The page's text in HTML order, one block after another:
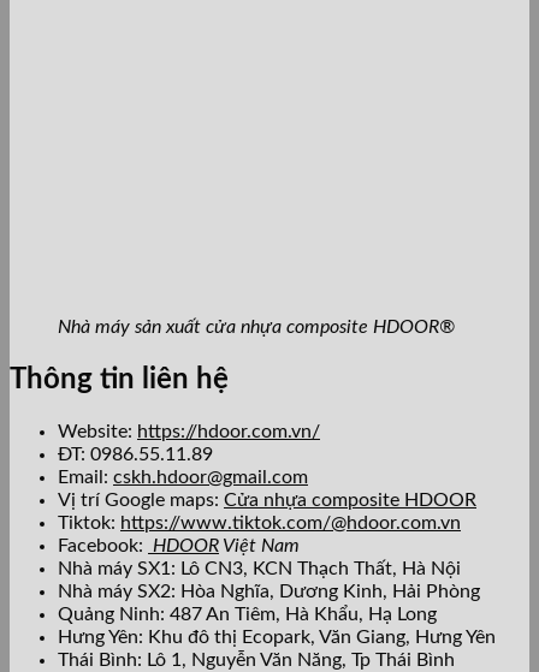
Nhà máy sản xuất cửa nhựa composite HDOOR®
Thông tin liên hệ
Website: https://hdoor.com.vn/
ĐT: 0986.55.11.89
Email: cskh.hdoor@gmail.com
Vị trí Google maps: Cửa nhựa composite HDOOR
Tiktok: https://www.tiktok.com/@hdoor.com.vn
Facebook: HDOOR Việt Nam
Nhà máy SX1: Lô CN3, KCN Thạch Thất, Hà Nội
Nhà máy SX2: Hòa Nghĩa, Dương Kinh, Hải Phòng
Quảng Ninh: 487 An Tiêm, Hà Khẩu, Hạ Long
Hưng Yên: Khu đô thị Ecopark, Văn Giang, Hưng Yên
Thái Bình: Lô 1, Nguyễn Văn Năng, Tp Thái Bình